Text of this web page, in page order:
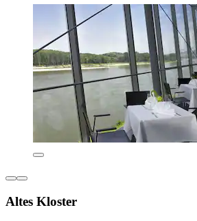
Altes Kloster